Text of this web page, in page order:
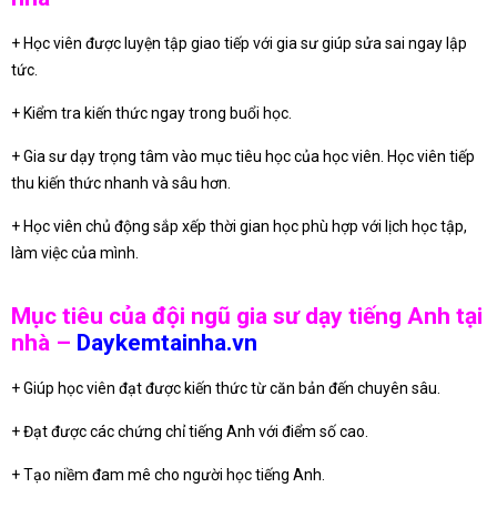
+ Học viên được luyện tập giao tiếp với gia sư giúp sửa sai ngay lập
tức.
+ Kiểm tra kiến thức ngay trong buổi học.
+ Gia sư dạy trọng tâm vào mục tiêu học của học viên. Học viên tiếp
thu kiến thức nhanh và sâu hơn.
+ Học viên chủ động sắp xếp thời gian học phù hợp với lịch học tập,
làm việc của mình.
Mục tiêu của đội ngũ gia sư dạy tiếng Anh tại
nhà – Daykemtainha.vn
+ Giúp học viên đạt được kiến thức từ căn bản đến chuyên sâu.
+ Đạt được các chứng chỉ tiếng Anh với điểm số cao.
+ Tạo niềm đam mê cho người học tiếng Anh.